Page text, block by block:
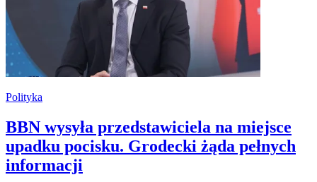
Polityka
BBN wysyła przedstawiciela na miejsce
upadku pocisku. Grodecki żąda pełnych
informacji